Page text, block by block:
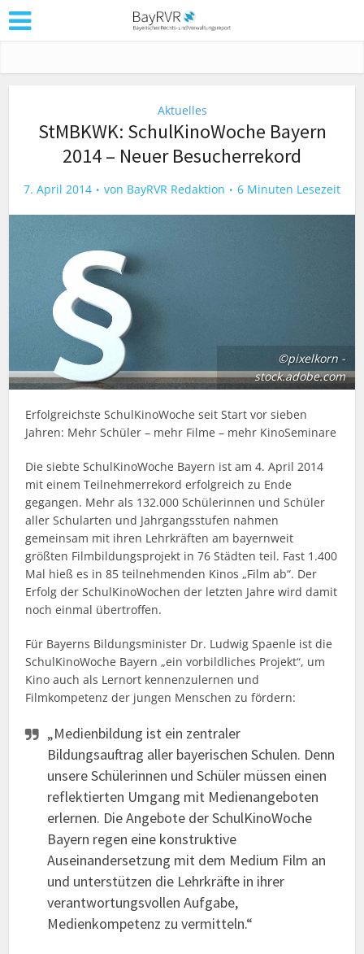
Aktuelles
StMBKWK: SchulKinoWoche Bayern
2014 – Neuer Besucherrekord
7. April 2014 von BayRVR Redaktion 6 Minuten Lesezeit
©pixelkorn -
stock.adobe.com
Erfolgreichste SchulKinoWoche seit Start vor sieben
Jahren: Mehr Schüler – mehr Filme – mehr KinoSeminare
Die siebte SchulKinoWoche Bayern ist am 4. April 2014
mit einem Teilnehmerrekord erfolgreich zu Ende
gegangen. Mehr als 132.000 Schülerinnen und Schüler
aller Schularten und Jahrgangsstufen nahmen
gemeinsam mit ihren Lehrkräften am bayernweit
größten Filmbildungsprojekt in 76 Städten teil. Fast 1.400
Mal hieß es in 85 teilnehmenden Kinos „Film ab“. Der
Erfolg der SchulKinoWochen der letzten Jahre wird damit
noch einmal übertroffen.
Für Bayerns Bildungsminister Dr. Ludwig Spaenle ist die
SchulKinoWoche Bayern „ein vorbildliches Projekt“, um
Kino auch als Lernort kennenzulernen und
Filmkompetenz der jungen Menschen zu fördern:
„Medienbildung ist ein zentraler
Bildungsauftrag aller bayerischen Schulen. Denn
unsere Schülerinnen und Schüler müssen einen
reflektierten Umgang mit Medienangeboten
erlernen. Die Angebote der SchulKinoWoche
Bayern regen eine konstruktive
Auseinandersetzung mit dem Medium Film an
und unterstützen die Lehrkräfte in ihrer
verantwortungsvollen Aufgabe,
Medienkompetenz zu vermitteln.“